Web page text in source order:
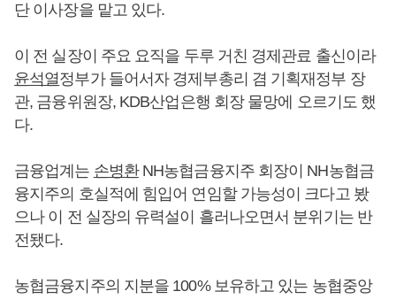
단 이사장을 맡고 있다.
이 전 실장이 주요 요직을 두루 거친 경제관료 출신이라
윤석열정부가 들어서자 경제부총리 겸 기획재정부 장
관, 금융위원장, KDB산업은행 회장 물망에 오르기도 했
다.
금융업계는 손병환NH농협금융지주 회장이 NH농협금
융지주의 호실적에 힘입어 연임할 가능성이 크다고 봤
으나 이 전 실장의 유력설이 흘러나오면서 분위기는 반
전됐다.
농협금융지주의 지분을 100% 보유하고 있는 농협중앙